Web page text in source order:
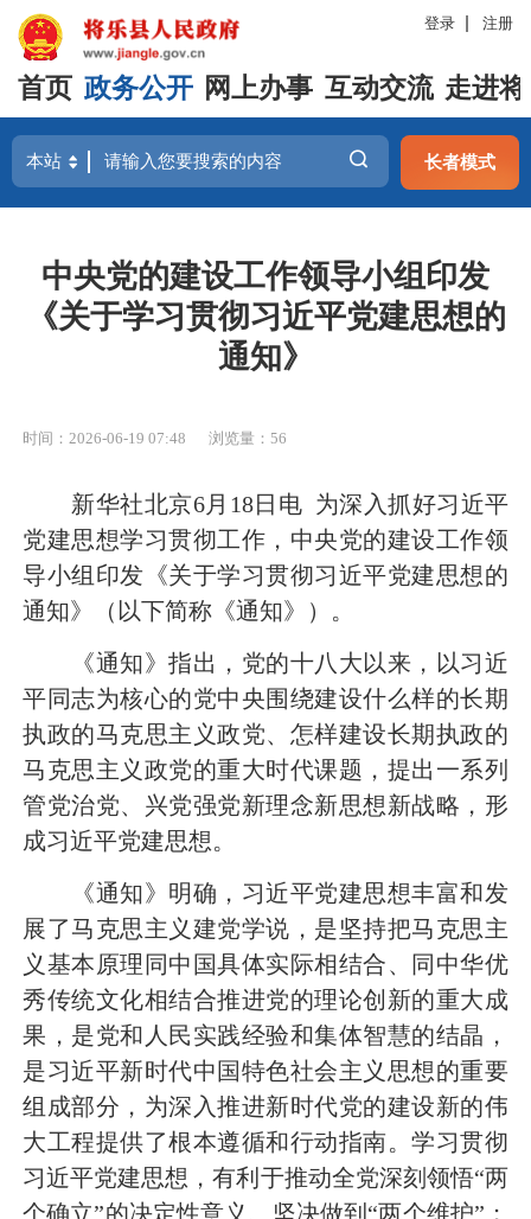
登录 注册
首页 政务公开 网上办事 互动交流 走进
长者模式
中央党的建设工作领导小组印发
《关于学习贯彻习近平党建思想的
通知》
时间：2026-06-19 07:48 浏览量：56
新华社北京6月18日电 为深入抓好习近平
党建思想学习贯彻工作，中央党的建设工作领
导小组印发《关于学习贯彻习近平党建思想的
通知》（以下简称《通知》）。
《通知》指出，党的十八大以来，以习近
平同志为核心的党中央围绕建设什么样的长期
执政的马克思主义政党、怎样建设长期执政的
马克思主义政党的重大时代课题，提出一系列
管党治党、兴党强党新理念新思想新战略，形
成习近平党建思想。
《通知》明确，习近平党建思想丰富和发
展了马克思主义建党学说，是坚持把马克思主
义基本原理同中国具体实际相结合、同中华优
秀传统文化相结合推进党的理论创新的重大成
果，是党和人民实践经验和集体智慧的结晶，
是习近平新时代中国特色社会主义思想的重要
组成部分，为深入推进新时代党的建设新的伟
大工程提供了根本遵循和行动指南。学习贯彻
习近平党建思想，有利于推动全党深刻领悟“两
个确立”的决定性意义、坚决做到“两个维护”；